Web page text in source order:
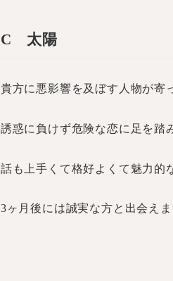
C 太陽
貴方に悪影響を及ぼす人物が寄
誘惑に負けず危険な恋に足を踏
話も上手くて格好よくて魅力的
3ヶ月後には誠実な方と出会え